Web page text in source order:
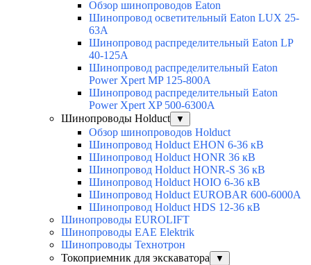
Обзор шинопроводов Eaton
Шинопровод осветительный Eaton LUX 25-
63A
Шинопровод распределительный Eaton LP
40-125A
Шинопровод распределительный Eaton
Power Xpert MP 125-800A
Шинопровод распределительный Eaton
Power Xpert XP 500-6300A
Шинопроводы Holduct
▼
Обзор шинопроводов Holduct
Шинопровод Holduct EHON 6-36 кВ
Шинопровод Holduct HONR 36 кВ
Шинопровод Holduct HONR-S 36 кВ
Шинопровод Holduct HOIO 6-36 кВ
Шинопровод Holduct EUROBAR 600-6000A
Шинопровод Holduct HDS 12-36 кВ
Шинопроводы EUROLIFT
Шинопроводы EAE Elektrik
Шинопроводы Технотрон
Токоприемник для экскаватора
▼